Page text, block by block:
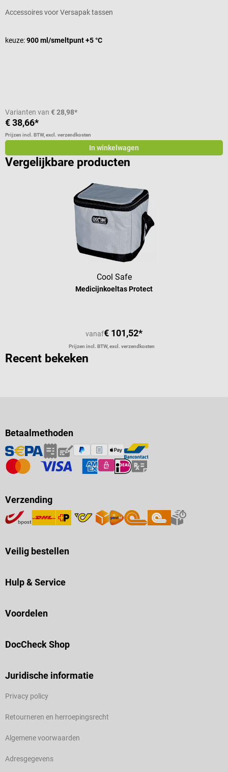
Accessoires voor Versapak tassen
keuze:900 ml/smeltpunt +5 °C
Varianten van € 28,98*
€ 38,66*
Prijzen incl. BTW, excl. verzendkosten
In winkelwagen
Vergelijkbare producten
Cool Safe
Medicijnkoeltas Protect
vanaf€ 101,52*
Prijzen incl. BTW, excl. verzendkosten
Recent bekeken
Betaalmethoden
Verzending
Veilig bestellen
Hulp & Service
Voordelen
DocCheck Shop
Juridische informatie
Privacy policy
Retourneren en herroepingsrecht
Algemene voorwaarden
Adresgegevens